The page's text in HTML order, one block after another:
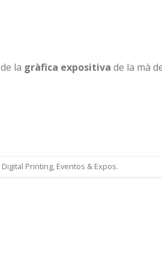
de la gràfica expositiva de la mà
Digital Printing, Eventos & Expos.